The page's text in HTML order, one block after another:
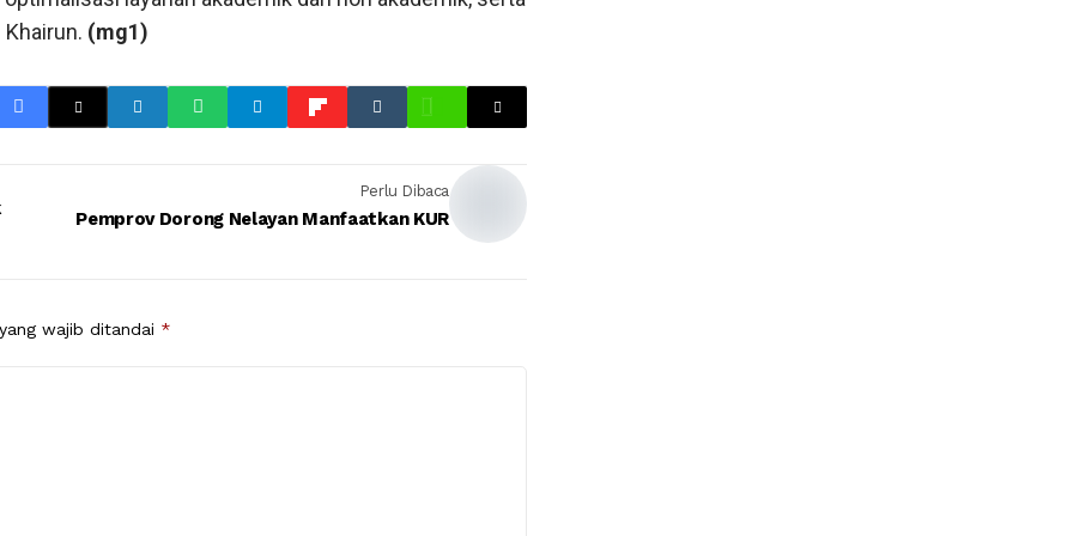
(mg1)
Perlu Dibaca
Pemprov Dorong Nelayan Manfaatkan KUR
wajib ditandai *